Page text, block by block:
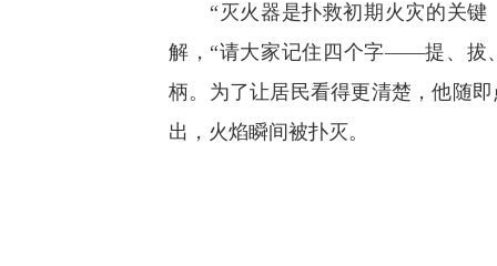
“灭火器是扑救初期火灾的关键
解，“请大家记住四个字——提、拔
柄。为了让居民看得更清楚，他随
出，火焰瞬间被扑灭。